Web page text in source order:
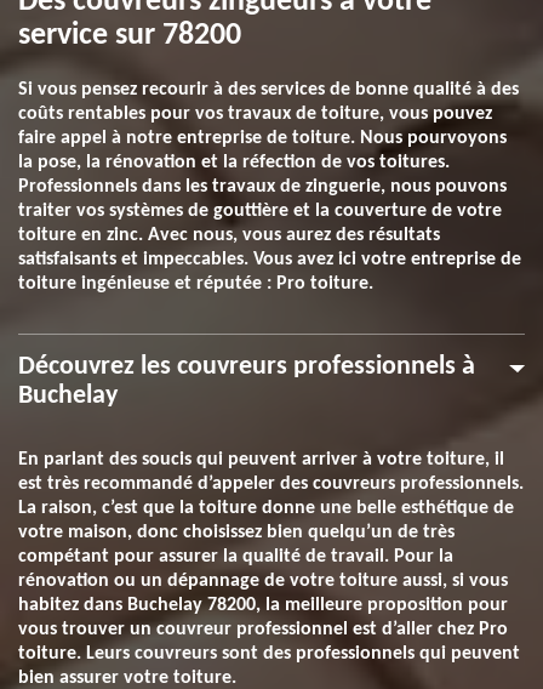
service sur 78200
Si vous pensez recourir à des services de bonne qualité à des
coûts rentables pour vos travaux de toiture, vous pouvez
faire appel à notre entreprise de toiture. Nous pourvoyons
la pose, la rénovation et la réfection de vos toitures.
Professionnels dans les travaux de zinguerie, nous pouvons
traiter vos systèmes de gouttière et la couverture de votre
toiture en zinc. Avec nous, vous aurez des résultats
satisfaisants et impeccables. Vous avez ici votre entreprise de
toiture ingénieuse et réputée : Pro toiture.
Découvrez les couvreurs professionnels à
Buchelay
En parlant des soucis qui peuvent arriver à votre toiture, il
est très recommandé d’appeler des couvreurs professionnels.
La raison, c’est que la toiture donne une belle esthétique de
votre maison, donc choisissez bien quelqu’un de très
compétant pour assurer la qualité de travail. Pour la
rénovation ou un dépannage de votre toiture aussi, si vous
habitez dans Buchelay 78200, la meilleure proposition pour
vous trouver un couvreur professionnel est d’aller chez Pro
toiture. Leurs couvreurs sont des professionnels qui peuvent
bien assurer votre toiture.